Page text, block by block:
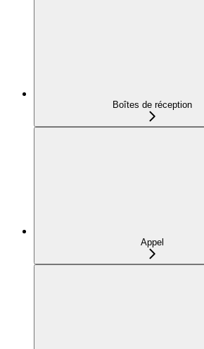
Boîtes de réception
Appel